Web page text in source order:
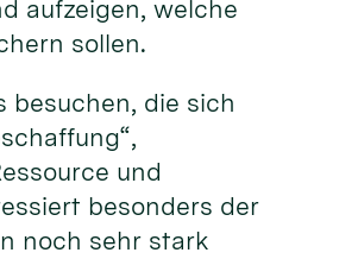
aufzeigen, welche
sollen.
besuchen, die sich
und
besonders der
noch sehr stark